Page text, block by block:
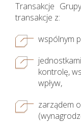
Transakcje
transakcje z:
wspólnym
kontrolę,
wpływ,
zarządem